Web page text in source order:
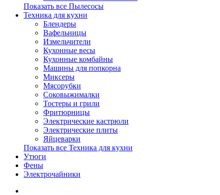
Показать все Пылесосы
Техника для кухни
Блендеры
Вафельницы
Измельчители
Кухонные весы
Кухонные комбайны
Машины для попкорна
Миксеры
Мясорубки
Соковыжималки
Тостеры и грили
Фритюрницы
Электрические кастрюли
Электрические плиты
Яйцеварки
Показать все Техника для кухни
Утюги
Фены
Электрочайники